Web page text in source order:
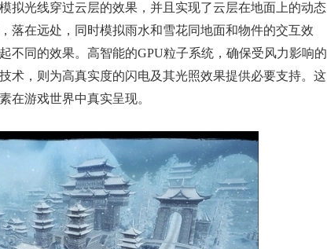
拟光线穿过云层的效果，并且实现了云层在地面上的动态
落在远处，同时模拟雨水和雪花同地面和物件的交互效
不同的效果。高智能的GPU粒子系统，确保受风力影响的
术，则为高真实度的闪电及其光照效果提供必要支持。这
在游戏世界中真实呈现。